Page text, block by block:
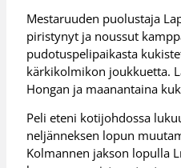
Mestaruuden puolustaja
piristynyt ja noussut
pudotuspelipaikasta
kärkikolmikon joukkuetta.
Hongan ja maanantaina
Peli eteni kotijohdossa
neljänneksen lopun
Kolmannen jakson lopulla